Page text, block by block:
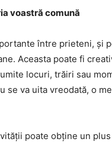
voastră comună
între prieteni, și
Aceasta poate fi
locuri, trăiri sau
se va uita vreodată, o
poate obține un